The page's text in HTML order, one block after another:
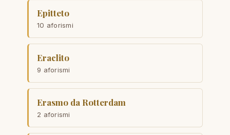
Epitteto
10 aforismi
Eraclito
9 aforismi
Erasmo da Rotterdam
2 aforismi